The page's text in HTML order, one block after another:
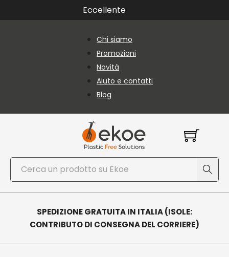
Vai al contenuto principale
Vai al piè di paginaEccellente
Chi siamo
Promozioni
Novità
Aiuto e contatti
Blog
Cerca
SPEDIZIONE GRATUITA IN ITALIA (ISOLE:
CONTRIBUTO DI CONSEGNA DEL CORRIERE)